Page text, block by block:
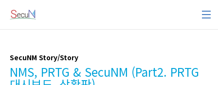
SecuNM Story/Story
NMS, PRTG & SecuNM (Part2. PRTG